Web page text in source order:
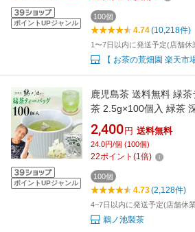
ポイントUPジャンル
100個
4.74(10,218件)
1〜7日以内に発送予定(店舗休
【 お茶の荒畑園 楽天市
ポイントUPジャンル
鹿児島茶 送料無料 緑
茶 2.5g×100個入 緑茶
大容量 カテキン パック
ィス 業務用 深むし茶
コポス ポイント消化 鵜
2,400 円 送料無料
24.0円/個 (100個)
22ポイント (1倍)
100個
4.73(2,128件)
4~7日以内に発送予定(店舗休
鵜ノ池製茶